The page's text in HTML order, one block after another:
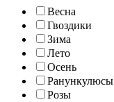
Весна
Гвоздики
Зима
Лето
Осень
Ранункулюсы
Розы